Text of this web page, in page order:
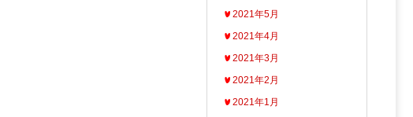
2021年5月
2021年4月
2021年3月
2021年2月
2021年1月